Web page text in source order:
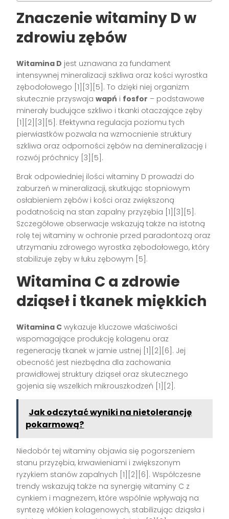
Znaczenie witaminy D w
zdrowiu zębów
Witamina D jest uznawana za fundament
intensywnej mineralizacji szkliwa oraz kości wyrostka
zębodołowego [1][3][5] . To dzięki niej organizm
skutecznie przyswajawapń i fosfor – podstawowe
minerały budujące szkliwo i tkanki otaczające zęby
[1][2][3][5] . Efektywna regulacja poziomu tych
pierwiastków pozwala na wzmocnienie struktury
szkliwa oraz odporności zębów na demineralizację i
rozwój próchnicy [3][5] .
Brak odpowiedniej ilości witaminy D prowadzi do
zaburzeń w mineralizacji, skutkując stopniowym
osłabieniem zębów i kości oraz zwiększoną
podatnością na stan zapalny przyzębia [1][3][5] .
Szczegółowe obserwacje wskazują także na istotną
rolę tej witaminy w ochronie przed paradontozą oraz
utrzymaniu zdrowego wyrostka zębodołowego, który
stabilizuje zęby w łuku zębowym [5] .
Witamina C a zdrowie
dziąseł i tkanek miękkich
Witamina C wykazuje kluczowe właściwości
wspomagające produkcję kolagenu oraz
regenerację tkanek w jamie ustnej [1][2][6] . Jej
obecność jest niezbędna dla zachowania
prawidłowej struktury dziąseł oraz skutecznego
gojenia się wszelkich mikrouszkodzeń [1][2] .
Jak odczytać wyniki na nietolerancję
pokarmową?
Niedobór tej witaminy objawia się pogorszeniem
stanu przyzębia, krwawieniami i zwiększonym
ryzykiem stanów zapalnych [1][2][6] . Współczesne
trendy wskazują także na synergię witaminy C z
cynkiem i magnezem, które wspólnie wpływają na
syntezę włókien kolagenowych, stabilizując dziąsła i